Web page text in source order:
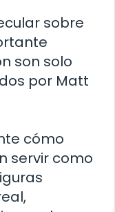
sobre
son solo
por Matt
cómo
servir como